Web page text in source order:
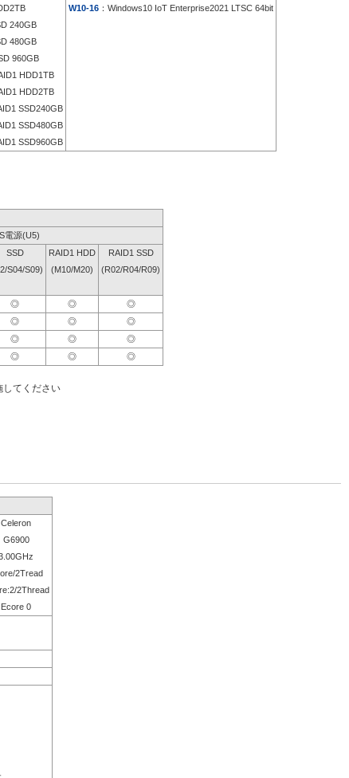
W10-16 ：Windows10 IoT Enterprise2021 LTSC 64bit
240GB
480GB
960GB
HDD1TB
HDD2TB
SSD240GB
SSD480GB
SSD960GB
電源(U5)
SSD RAID1 HDD
RAID1 SSD
S04/S09) (M10/M20)
(R02/R04/R09)
◎ ◎
◎
◎ ◎
◎
◎ ◎
◎
◎ ◎ ◎
てください
Celeron
G6900
2Tread
2Thread
Ecore 0